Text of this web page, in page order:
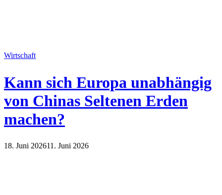
Wirtschaft
Kann sich Europa unabhängig
von Chinas Seltenen Erden
machen?
18. Juni 202611. Juni 2026